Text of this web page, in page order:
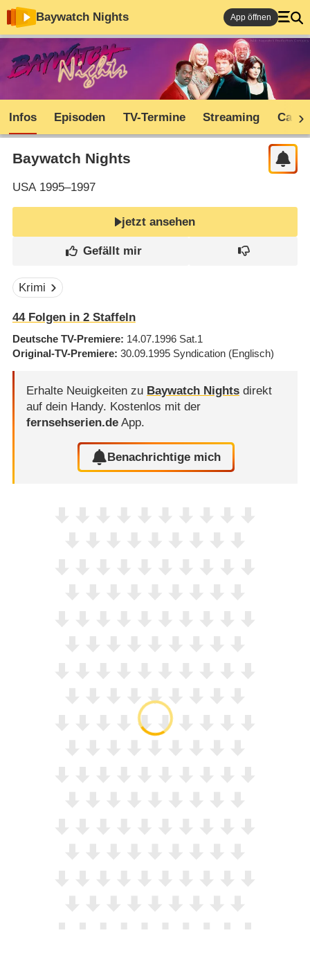
Baywatch Nights App öffnen
Infos Episoden TV-Termine Streaming Cast
Baywatch Nights
USA1995–1997
jetzt ansehen
Krimi
44Folgen in 2Staffeln
Deutsche TV-Premiere 14.07.1996 Sat.1
Original-TV-Premiere 30.09.1995 Syndication (Englisch)
Erhalte Neuigkeiten zu Baywatch Nightsdirekt
auf dein Handy. Kostenlos mit der
fernsehserien.deApp.
Benachrichtige mich